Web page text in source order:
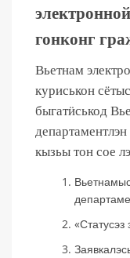
гонконг
Вьетнам
куриськон
быгатӥськод
кызьы тон сое